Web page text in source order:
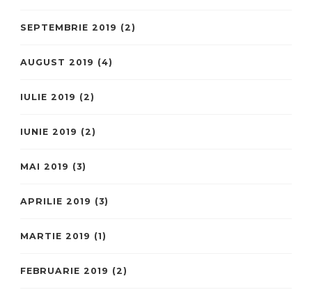
SEPTEMBRIE 2019 (2)
AUGUST 2019 (4)
IULIE 2019 (2)
IUNIE 2019 (2)
MAI 2019 (3)
APRILIE 2019 (3)
MARTIE 2019 (1)
FEBRUARIE 2019 (2)